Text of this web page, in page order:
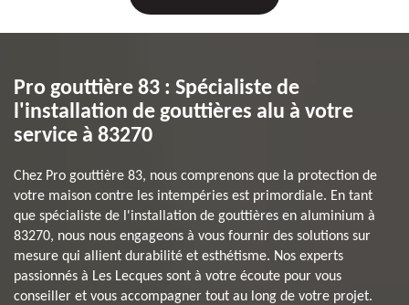
Pro gouttière 83 : Spécialiste de
l'installation de gouttières alu à votre
service à 83270
Chez Pro gouttière 83, nous comprenons que la protection de
votre maison contre les intempéries est primordiale. En tant
que spécialiste de l'installation de gouttières en aluminium à
83270, nous nous engageons à vous fournir des solutions sur
mesure qui allient durabilité et esthétisme. Nos experts
passionnés à Les Lecques sont à votre écoute pour vous
conseiller et vous accompagner tout au long de votre projet.